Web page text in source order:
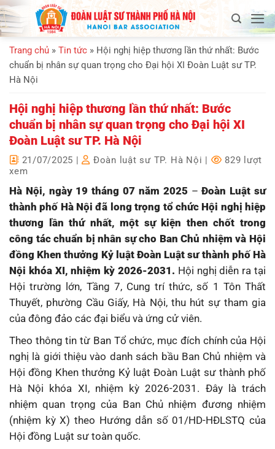
Bỏ
qua
nội
dung
Trang chủ » Tin tức » Hội nghị hiệp thương lần thứ nhất: Bước
chuẩn bị nhân sự quan trọng cho Đại hội XI Đoàn Luật sư TP.
Hà Nội
Hội nghị hiệp thương lần thứ nhất: Bước
chuẩn bị nhân sự quan trọng cho Đại hội XI
Đoàn Luật sư TP. Hà Nội
21/07/2025 | Đoàn luật sư TP. Hà Nội |
829 lượt
xem
Hà Nội, ngày 19 tháng 07 năm 2025 –Đoàn Luật sư
thành phố Hà Nội đã long trọng tổ chức Hội nghị hiệp
thương lần thứ nhất, một sự kiện then chốt trong
công tác chuẩn bị nhân sự cho Ban Chủ nhiệm và Hội
đồng Khen thưởng Kỷ luật Đoàn Luật sư thành phố Hà
Nội khóa XI, nhiệm kỳ 2026-2031. Hội nghị diễn ra tại
Hội trường lớn, Tầng 7, Cung trí thức, số 1 Tôn Thất
Thuyết, phường Cầu Giấy, Hà Nội, thu hút sự tham gia
của đông đảo các đại biểu và ứng cử viên.
Theo thông tin từ Ban Tổ chức, mục đích chính của Hội
nghị là giới thiệu vào danh sách bầu Ban Chủ nhiệm và
Hội đồng Khen thưởng Kỷ luật Đoàn Luật sư thành phố
Hà Nội khóa XI, nhiệm kỳ 2026-2031. Đây là trách
nhiệm quan trọng của Ban Chủ nhiệm đương nhiệm
(nhiệm kỳ X) theo Hướng dẫn số 01/HD-HĐLSTQ của
Hội đồng Luật sư toàn quốc.